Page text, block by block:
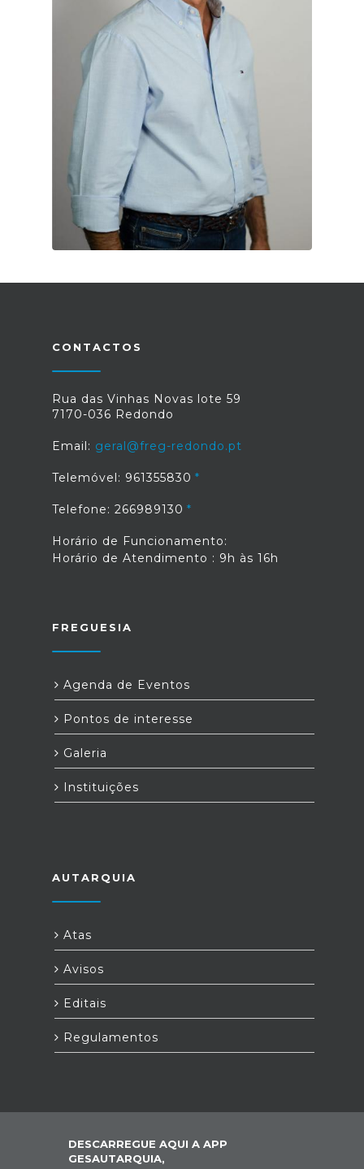
CONTACTOS
Rua das Vinhas Novas lote 59
7170-036 Redondo
Email: geral@freg-redondo.pt
Telemóvel: 961355830
Telefone: 266989130
Horário de Funcionamento:
Horário de Atendimento : 9h às 16h
FREGUESIA
Agenda de Eventos
Pontos de interesse
Galeria
Instituições
AUTARQUIA
Atas
Avisos
Editais
Regulamentos
DESCARREGUE AQUI A APP
GESAUTARQUIA,